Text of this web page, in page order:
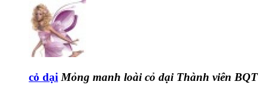
cỏ dại Mỏng manh loài cỏ dại Thành viên BQT